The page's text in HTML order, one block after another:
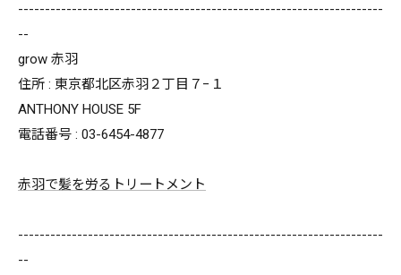
--------------------------------------------------------------------
--
grow 赤羽
住所 : 東京都北区赤羽２丁目７−１
ANTHONY HOUSE 5F
電話番号 : 03-6454-4877
赤羽で髪を労るトリートメント
--------------------------------------------------------------------
--